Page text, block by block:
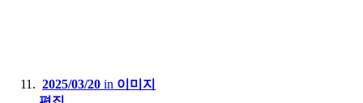
2025/03/20 in 이미지